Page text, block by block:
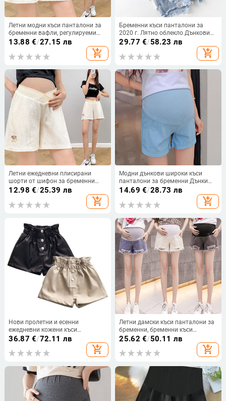
Летни модни къси панталони за
бременни вафли, регулируеми
къси панталони за корем Дрехи
за бременни жени Ежедневна
бременност, сън, домашно
13.88 €/27.15 лв
add_shopping_cart
Бременни къси панталони за
2020 г. Лятно облекло Дънкови
къси панталони с ниска талия
Лятно облекло Нови пролетни
широки панталони за бременни
29.77 €/58.23 лв
add_shopping_cart
Летни ежедневни плисирани
шорти от шифон за бременни
широки крачоли, свободни прави
коремни дрехи с ниска талия за
бременни жени Бременност
12.98 €/25.39 лв
add_shopping_cart
Модни дънкови широки къси
панталони за бременни Дънки
Плюс размер Дрехи Бременни
бременни Облекло Панталон за
14.69 €/28.73 лв
add_shopping_cart
Нови пролетни и есенни
ежедневни кожени къси
панталони с чист цвят и висока
36.87 €/72.11 лв
add_shopping_cart
Летни дамски къси панталони за
бременни, бременни къси
панталони, бременни, дънкови
панталони с висока талия, голям
размер
25.62 €/50.11 лв
add_shopping_cart